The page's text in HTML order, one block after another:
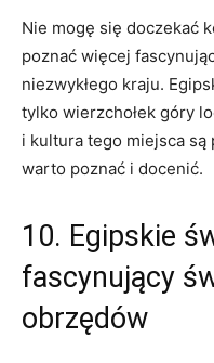
Nie mogę ‍się ​doczekać
poznać więcej
niezwykłego kraju.
tylko wierzchołek góry
⁤i kultura tego miejsca
warto poznać i ‌docenić.
10. Egipskie
fascynujący
obrzędów